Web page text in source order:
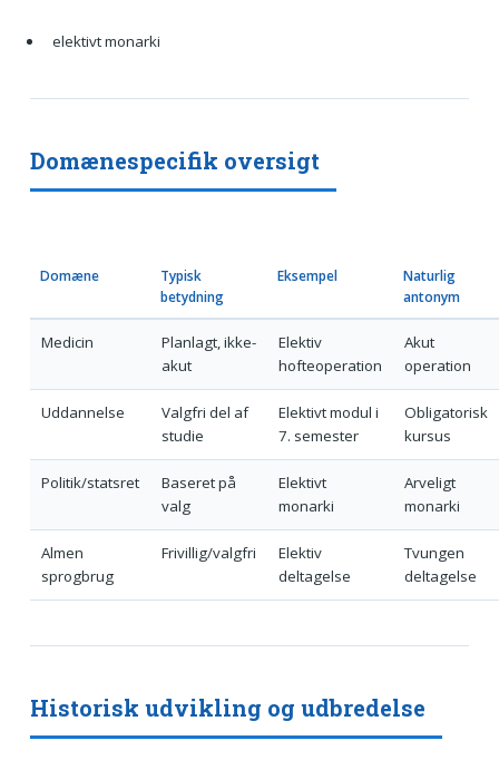
elektivt monarki
Domænespecifik oversigt
Domæne
Typisk
betydning
Eksempel
Naturlig
antonym
Medicin
Planlagt, ikke-
akut
Elektiv
hofteoperation
Akut
operation
Uddannelse
Valgfri del af
studie
Elektivt modul i
7. semester
Obligatorisk
kursus
Politik/statsret
Baseret på
valg
Elektivt
monarki
Arveligt
monarki
Almen
sprogbrug
Frivillig/valgfri
Elektiv
deltagelse
Tvungen
deltagelse
Historisk udvikling og udbredelse